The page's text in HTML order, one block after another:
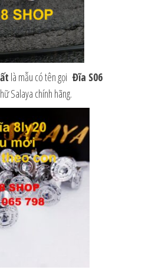
là mẫu có tên gọi Đĩa S06
Salaya chính hãng.